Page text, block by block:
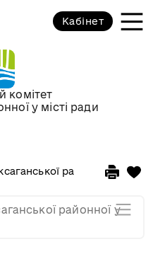
комітет
у місті ради
Кабінет
районної у місті
районної у
рік